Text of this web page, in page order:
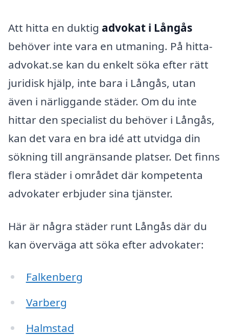
Att hitta en duktig advokat i Långås
behöver inte vara en utmaning. På hitta-
advokat.se kan du enkelt söka efter rätt
juridisk hjälp, inte bara i Långås, utan
även i närliggande städer. Om du inte
hittar den specialist du behöver i Långås,
kan det vara en bra idé att utvidga din
sökning till angränsande platser. Det finns
flera städer i området där kompetenta
advokater erbjuder sina tjänster.
Här är några städer runt Långås där du
kan överväga att söka efter advokater:
Falkenberg
Varberg
Halmstad